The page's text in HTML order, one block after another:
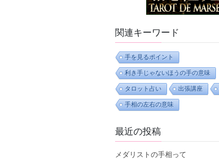
関連キーワード
手を見るポイント
利き手じゃないほうの手の意味
タロット占い 出張講座
手相の左右の意味
最近の投稿
メダリストの手相って